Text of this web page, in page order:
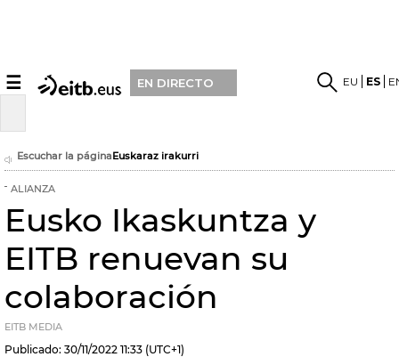
☰ EN DIRECTO EU ES
Escuchar la páginaEuskaraz irakurri
ALIANZA
Eusko Ikaskuntza y
EITB renuevan su
colaboración
EITB MEDIA
Publicado: 30/11/2022 11:33 (UTC+1)